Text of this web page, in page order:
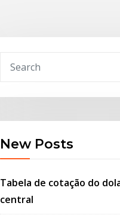
New Posts
Tabela de cotação do
central